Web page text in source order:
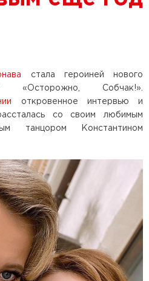
стала героиней нового
«Осторожно, Собчак!».
откровенное интервью и
со своим любимым
танцором Константином